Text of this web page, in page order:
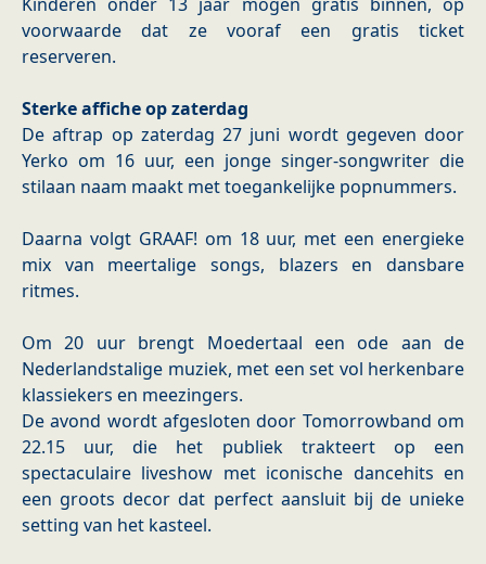
Kinderen onder 13 jaar mogen gratis binnen, op
voorwaarde dat ze vooraf een gratis ticket
reserveren.
Sterke affiche op zaterdag
De aftrap op zaterdag 27 juni wordt gegeven door
Yerko om 16 uur, een jonge singer-songwriter die
stilaan naam maakt met toegankelijke popnummers.
Daarna volgt GRAAF! om 18 uur, met een energieke
mix van meertalige songs, blazers en dansbare
ritmes.
Om 20 uur brengt Moedertaal een ode aan de
Nederlandstalige muziek, met een set vol herkenbare
klassiekers en meezingers.
De avond wordt afgesloten door Tomorrowband om
22.15 uur, die het publiek trakteert op een
spectaculaire liveshow met iconische dancehits en
een groots decor dat perfect aansluit bij de unieke
setting van het kasteel.